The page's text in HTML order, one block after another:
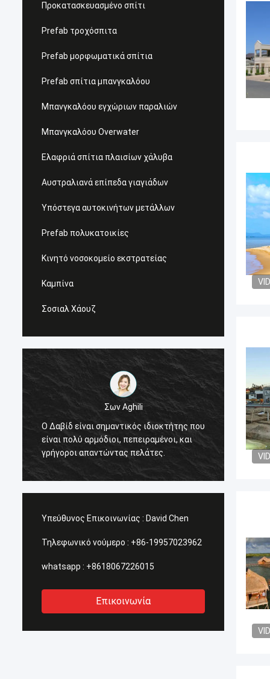
Προκατασκευασμένο σπίτι
Prefab τροχόσπιτα
Prefab μορφωματικά σπίτια
Prefab σπίτια μπανγκαλόου
Μπανγκαλόου εγχώριων παραλιών
Μπανγκαλόου Overwater
Ελαφριά σπίτια πλαισίων χάλυβα
Αυστραλιανά επίπεδα γιαγιάδων
Υπόστεγα αυτοκινήτων μετάλλων
Prefab πολυκατοικίες
Κινητό νοσοκομείο εκστρατείας
Καμπίνα
Σοσιαλ Χάουζ
Σων Aghili
Ο Δαβίδ είναι σημαντικός ιδιοκτήτης που
είναι πολύ αρμόδιοι, πεπειραμένοι, και
γρήγοροι απαντώντας πελάτες.
μπλε
που
Υπεύθυνος Επικοινωνίας : David Chen
Τηλεφωνικό νούμερο : +86-19957023962
whatsapp : +8618067226015
Επικοινωνία